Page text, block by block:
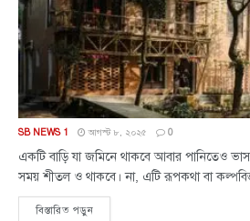
SB NEWS 1 আগস্ট ৮, ২০২৫ 0
একটি বাড়ি যা জমিনে থাকবে আবার পানিতেও
সময় শীতল ও থাকবে। না, এটি রূপকথা বা
বিস্তারিত পড়ুন